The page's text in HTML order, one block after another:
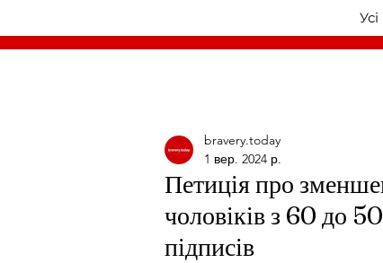
Петиція про
чоловіків з 60 до
підписів
bravery.today
1 вер. 2024 р.